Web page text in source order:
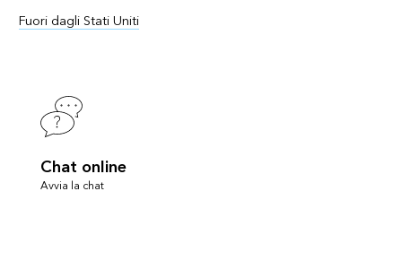
Fuori dagli Stati Uniti
Chat online
Avvia la chat